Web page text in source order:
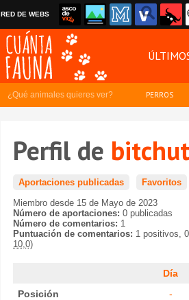
RED DE WEBS
¿Qué animales quieres ver? PERROS
Perfil de
Aportaciones publicadas Favoritos
Miembro desde 15 de Mayo de 2023
Número de aportaciones: 0 publicadas
Número de comentarios: 1
Puntuación de comentarios: 1 positivos,
10,0)
Día
Posición
-